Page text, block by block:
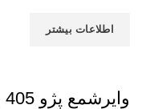
اطلاعات بیشتر